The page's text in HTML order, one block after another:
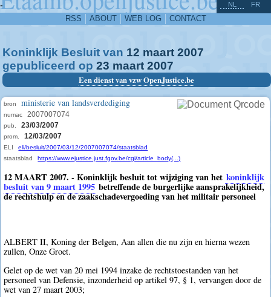
-
RSS ABOUT WEB LOG CONTACT
NL FR
Koninklijk Besluit van 12 maart 2007
gepubliceerd op 23 maart 2007
Een dienst van vzw OpenJustice.be
bron ministerie van landsverdediging
numac 2007007074
pub. 23/03/2007
prom. 12/03/2007
ELI
eli/besluit/2007/03/12/2007007074/staatsblad
staatsblad
https://www.ejustice.just.fgov.be/cgi/article_body(...)
12 MAART 2007. - Koninklijk besluit tot wijziging van het koninklijk
besluit van 9 maart 1995 betreffende de burgerlijke aansprakelijkheid,
de rechtshulp en de zaakschadevergoeding van het militair personeel
ALBERT II, Koning der Belgen, Aan allen die nu zijn en hierna wezen
zullen, Onze Groet.
Gelet op de wet van 20 mei 1994 inzake de rechtstoestanden van het
personeel van Defensie, inzonderheid op artikel 97, § 1, vervangen door de
wet van 27 maart 2003;
^